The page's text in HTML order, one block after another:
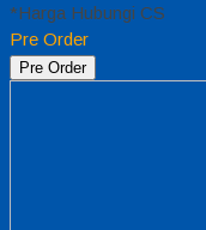
*Harga Hubungi CS
Pre Order
Pre Order